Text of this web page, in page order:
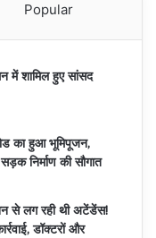
Popular
में शामिल हुए सांसद
का हुआ भूमिपूजन,
निर्माण की सौगात
से लग रही थी अटेंडेंस!
डॉक्टरों और